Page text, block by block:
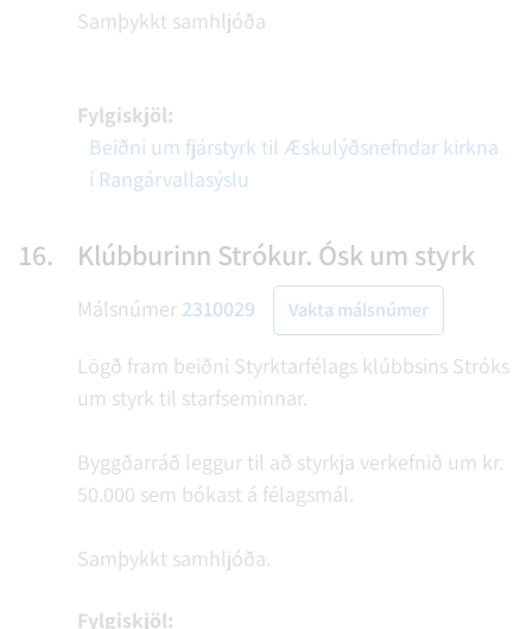
Samþykkt samhljóða
Fylgiskjöl:
Beiðni um fjárstyrk til Æskulýðsnefndar kirkna
í Rangárvallasýslu
16. Klúbburinn Strókur. Ósk um styrk
Málsnúmer 2310029 Vakta málsnúmer
Lögð fram beiðni Styrktarfélags klúbbsins Stróks
um styrk til starfseminnar.
Byggðarráð leggur til að styrkja verkefnið um kr.
50.000 sem bókast á félagsmál.
Samþykkt samhljóða.
Fylgiskjöl: